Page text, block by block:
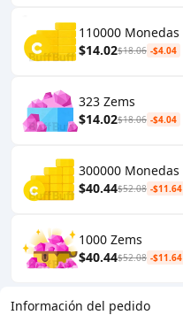
Información del pedido
110000 Monedas
$14.02$18.06 -$4.04
323 Zems
$14.02$18.06 -$4.04
300000 Monedas
$40.44$52.08 -$11.64
1000 Zems
$40.44$52.08 -$11.64